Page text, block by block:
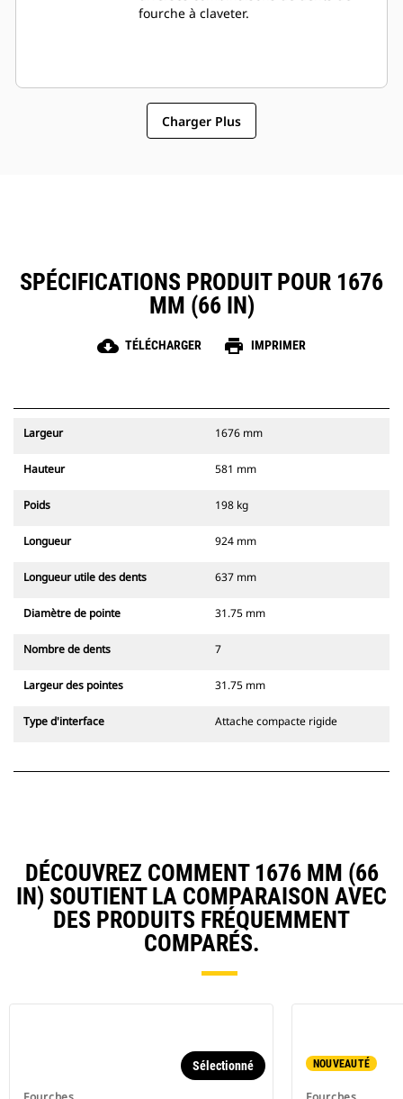
fourche à claveter.
Charger Plus
SPÉCIFICATIONS PRODUIT POUR 1676
MM (66 IN)
cloud_download TÉLÉCHARGER print IMPRIMER
Largeur 1676 mm
Hauteur 581 mm
Poids 198 kg
Longueur 924 mm
Longueur utile des dents 637 mm
Diamètre de pointe 31.75 mm
Nombre de dents 7
Largeur des pointes 31.75 mm
Type d'interface Attache compacte rigide
DÉCOUVREZ COMMENT 1676 MM (66
IN) SOUTIENT LA COMPARAISON AVEC
DES PRODUITS FRÉQUEMMENT
COMPARÉS.
Sélectionné NOUVEAUTÉ